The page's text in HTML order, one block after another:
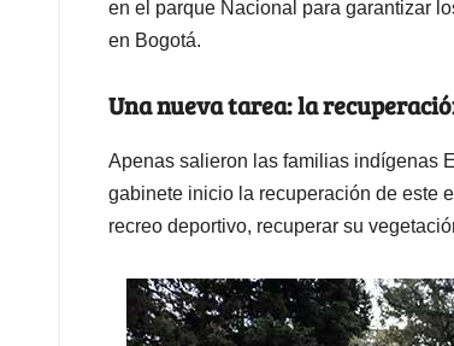
en el parque Nacional para garantizar
en Bogotá.
Una nueva tarea: la
Apenas salieron las familias indígenas
gabinete inicio la recuperación de este
recreo deportivo, recuperar su